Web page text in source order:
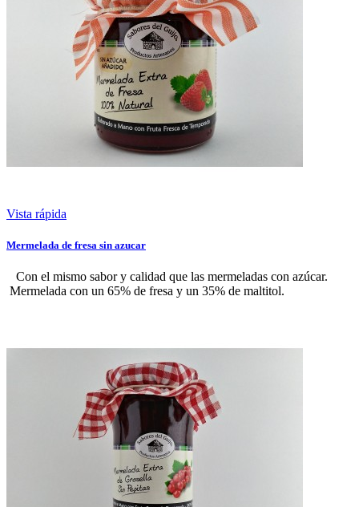
Vista rápida
Mermelada de fresa sin azucar
Con el mismo sabor y calidad que las mermeladas con azúcar.
Mermelada con un 65% de fresa y un 35% de maltitol.